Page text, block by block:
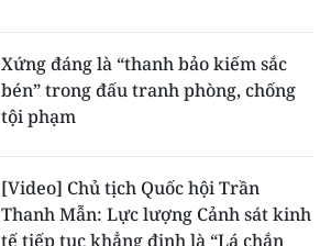
Xứng đáng là “thanh bảo kiếm sắc
bén” trong đấu tranh phòng, chống
tội phạm
[Video] Chủ tịch Quốc hội Trần
Thanh Mẫn: Lực lượng Cảnh sát kinh
tế tiếp tục khẳng định là “Lá chắn